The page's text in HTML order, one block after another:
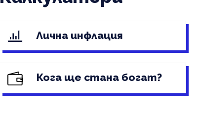
Лична инфлация
Кога ще стана богат?